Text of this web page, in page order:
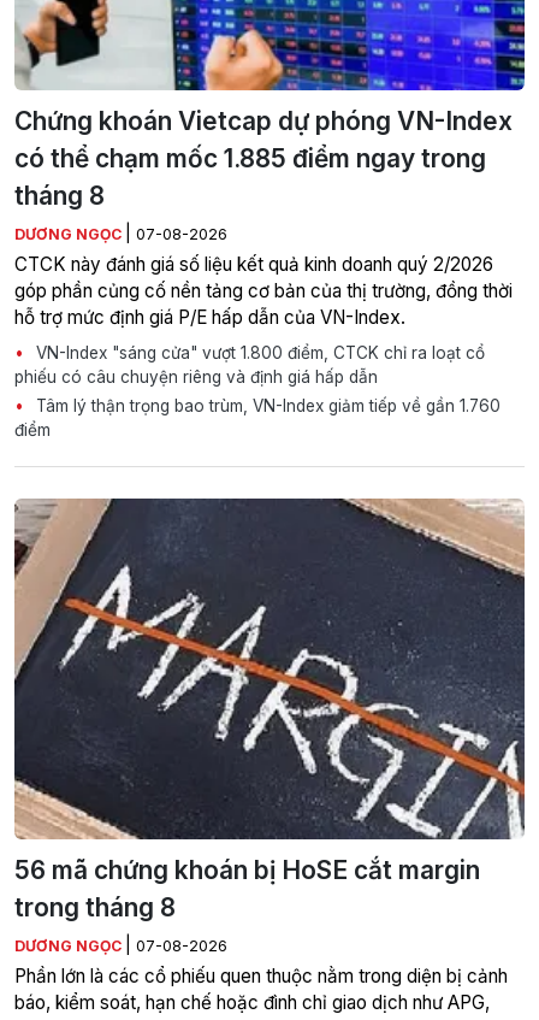
Chứng khoán Vietcap dự phóng VN-Index
có thể chạm mốc 1.885 điểm ngay trong
tháng 8
DƯƠNG NGỌC 07-08-2026
CTCK này đánh giá số liệu kết quả kinh doanh quý 2/2026
góp phần củng cố nền tảng cơ bản của thị trường, đồng thời
hỗ trợ mức định giá P/E hấp dẫn của VN-Index.
VN-Index "sáng cửa" vượt 1.800 điểm, CTCK chỉ ra loạt cổ
phiếu có câu chuyện riêng và định giá hấp dẫn
Tâm lý thận trọng bao trùm, VN-Index giảm tiếp về gần 1.760
điểm
56 mã chứng khoán bị HoSE cắt margin
trong tháng 8
DƯƠNG NGỌC 07-08-2026
Phần lớn là các cổ phiếu quen thuộc nằm trong diện bị cảnh
báo, kiểm soát, hạn chế hoặc đình chỉ giao dịch như APG,